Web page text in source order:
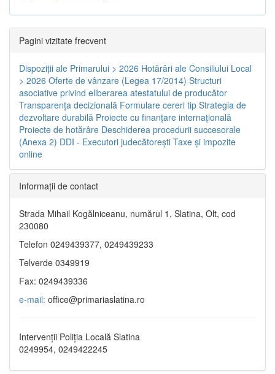
Pagini vizitate frecvent
Dispoziţii ale Primarului > 2026 Hotărâri ale Consiliului Local
> 2026 Oferte de vânzare (Legea 17/2014) Structuri
asociative privind eliberarea atestatului de producător
Transparenţa decizională Formulare cereri tip Strategia de
dezvoltare durabilă Proiecte cu finanţare internaţională
Proiecte de hotărâre Deschiderea procedurii succesorale
(Anexa 2) DDI - Executori judecătorești Taxe şi impozite
online
Informaţii de contact
Strada Mihail Kogălniceanu, numărul 1, Slatina, Olt, cod
230080
Telefon 0249439377, 0249439233
Telverde 0349919
Fax: 0249439336
e-mail: office@primariaslatina.ro
Intervenții Poliția Locală Slatina
0249954, 0249422245